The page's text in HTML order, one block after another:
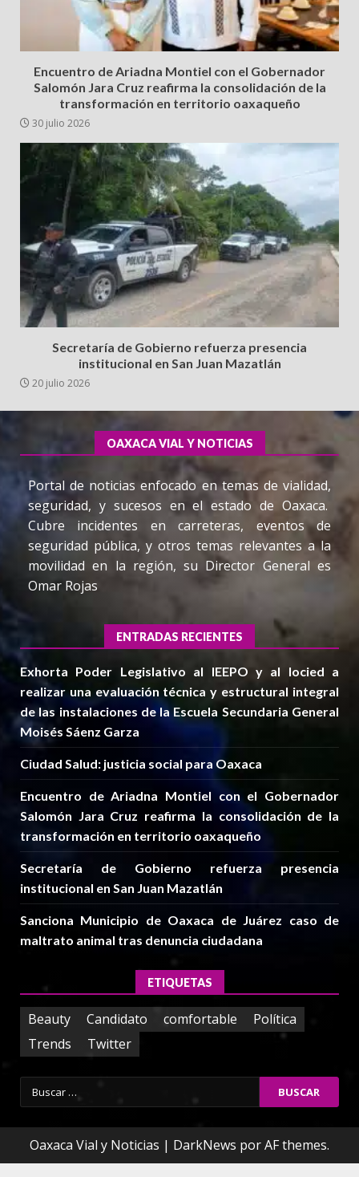
Encuentro de Ariadna Montiel con el Gobernador
Salomón Jara Cruz reafirma la consolidación de la
transformación en territorio oaxaqueño
30 julio 2026
Secretaría de Gobierno refuerza presencia
institucional en San Juan Mazatlán
20 julio 2026
OAXACA VIAL Y NOTICIAS
Portal de noticias enfocado en temas de vialidad,
seguridad, y sucesos en el estado de Oaxaca.
Cubre incidentes en carreteras, eventos de
seguridad pública, y otros temas relevantes a la
movilidad en la región, su Director General es
Omar Rojas
ENTRADAS RECIENTES
Exhorta Poder Legislativo al IEEPO y al Iocied a
realizar una evaluación técnica y estructural integral
de las instalaciones de la Escuela Secundaria General
Moisés Sáenz Garza
Ciudad Salud: justicia social para Oaxaca
Encuentro de Ariadna Montiel con el Gobernador
Salomón Jara Cruz reafirma la consolidación de la
transformación en territorio oaxaqueño
Secretaría de Gobierno refuerza presencia
institucional en San Juan Mazatlán
Sanciona Municipio de Oaxaca de Juárez caso de
maltrato animal tras denuncia ciudadana
ETIQUETAS
Beauty Candidato comfortable
Política
Trends
Twitter
Buscar:
Oaxaca Vial y Noticias | DarkNews por AF themes.